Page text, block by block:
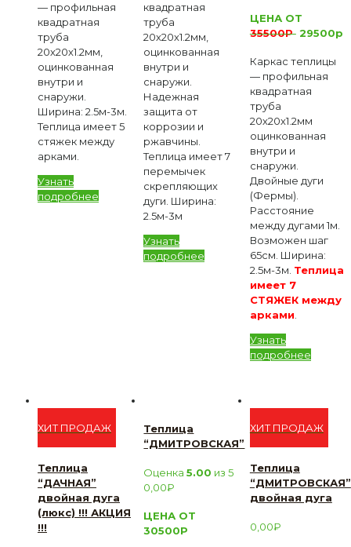
— профильная
квадратная
труба
20х20х1.2мм,
оцинкованная
внутри и
снаружи.
Ширина: 2.5м-3м.
Теплица имеет 5
стяжек между
арками.
Узнать
подробнее
квадратная
труба
20х20х1.2мм,
оцинкованная
внутри и
снаружи.
Надежная
защита от
коррозии и
ржавчины.
Теплица имеет 7
перемычек
скрепляющих
дуги. Ширина:
2.5м-3м
Узнать
подробнее
ЦЕНА ОТ
35500Р 29500р
Каркас теплицы
— профильная
квадратная
труба
20х20х1.2мм
оцинкованная
внутри и
снаружи.
Двойные дуги
(Фермы).
Расстояние
между дугами 1м.
Возможен шаг
65см. Ширина:
2.5м-3м. Теплица
имеет 7
СТЯЖЕК между
арками
Узнать
подробнее
ХИТ ПРОДАЖ
Теплица
“ДАЧНАЯ”
двойная дуга
(люкс) !!! АКЦИЯ
!!!
Теплица
“ДМИТРОВСКАЯ”
Оценка5.00 из 5
0,00₽
ЦЕНА ОТ
30500Р
ХИТ ПРОДАЖ
Теплица
“ДМИТРОВСКАЯ”
двойная дуга
0,00₽